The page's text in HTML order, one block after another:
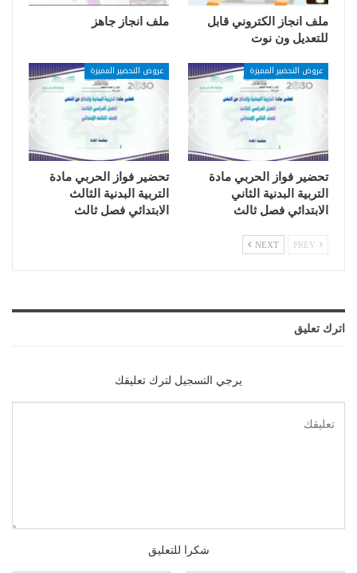
ملف انجاز الكتروني قابل
للتعديل ون نوت
ملف انجاز جاهز
عروض التحضير المميزة
تحضير فواز الحربي مادة
التربية البدنية الثاني
الابتدائي فصل ثالث
عروض التحضير المميزة
تحضير فواز الحربي مادة
التربية البدنية الثالث
الابتدائي فصل ثالث
NEXT
اترك تعليق
يرجي التسجيل لترك تعليقك
شكرا للتعليق